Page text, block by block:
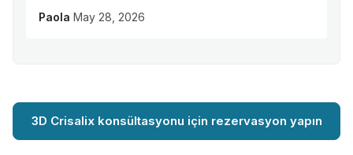
Paola May 28, 2026
3D Crisalix konsültasyonu için rezervasyon yapın